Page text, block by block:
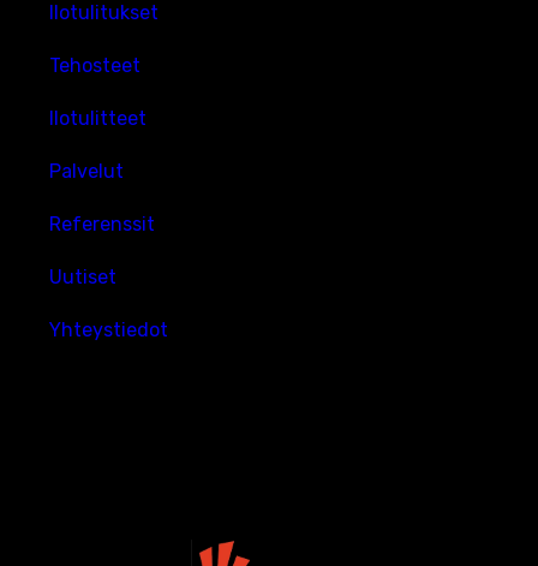
Ilotulitukset
Tehosteet
Ilotulitteet
Palvelut
Referenssit
Uutiset
Yhteystiedot